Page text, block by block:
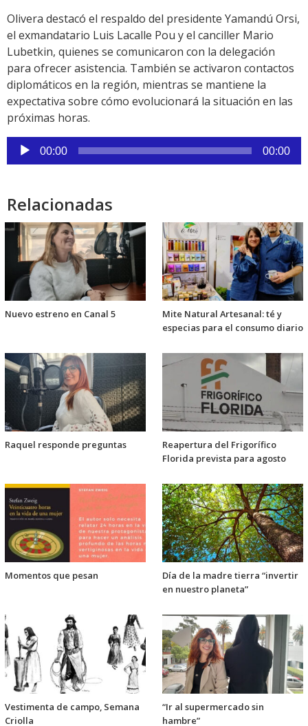
Olivera destacó el respaldo del presidente Yamandú Orsi,
el exmandatario Luis Lacalle Pou y el canciller Mario
Lubetkin, quienes se comunicaron con la delegación
para ofrecer asistencia. También se activaron contactos
diplomáticos en la región, mientras se mantiene la
expectativa sobre cómo evolucionará la situación en las
próximas horas.
Reproductor
de
00:00 00:00
Relacionadas
Nuevo estreno en Canal 5
Mite Natural Artesanal: té y
especias para el consumo diario
Raquel responde preguntas
Reapertura del Frigorífico
Florida prevista para agosto
Momentos que pesan
Día de la madre tierra “invertir
en nuestro planeta”
Vestimenta de campo, Semana
Criolla
“Ir al supermercado sin
hambre”